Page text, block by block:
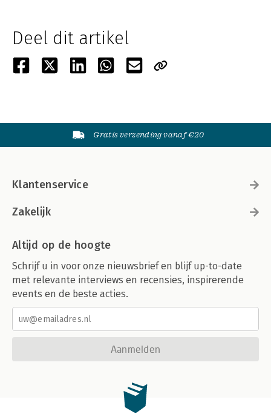
Deel dit artikel
Gratis verzending vanaf €20
Klantenservice
Zakelijk
Altijd op de hoogte
Schrijf u in voor onze nieuwsbrief en blijf up-to-date
met relevante interviews en recensies, inspirerende
events en de beste acties.
Aanmelden